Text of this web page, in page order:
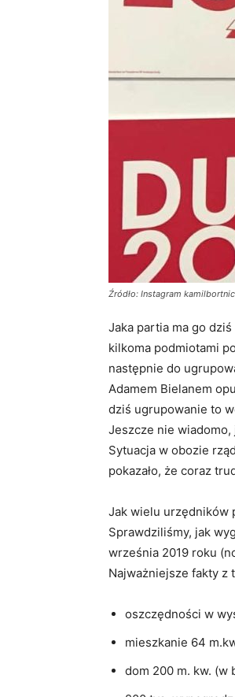
Źródło: Instagram
Jaka partia ma go
kilkoma podmiotami
następnie do
Adamem Bielanem
dziś ugrupowanie to
Jeszcze nie
Sytuacja w obozie
pokazało, że coraz
Jak wielu urzędników
Sprawdziliśmy, jak
września 2019 roku
Najważniejsze fakty z
oszczędności w
mieszkanie 64
dom 200 m. kw. (w